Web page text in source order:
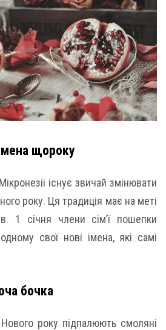
щороку
існує звичай змінювати
року. Ця традиція має на меті
1 січня члени сім’ї пошепки
свої нові імена, які самі
бочка
року підпалюють смоляні